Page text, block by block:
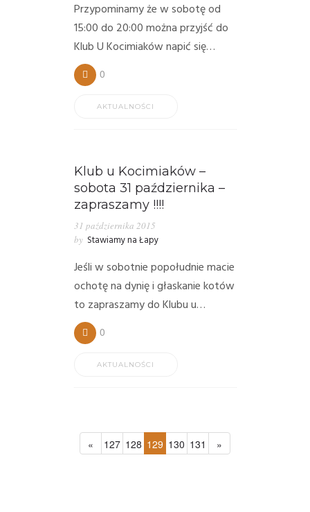
Przypominamy że w sobotę od
15:00 do 20:00 można przyjść do
Klub U Kocimiaków napić się…
0
AKTUALNOŚCI
Klub u Kocimiaków –
sobota 31 października –
zapraszamy !!!!
31 października 2015
by Stawiamy na Łapy
Jeśli w sobotnie popołudnie macie
ochotę na dynię i głaskanie kotów
to zapraszamy do Klubu u…
0
AKTUALNOŚCI
« 127 128 129 130 131 »